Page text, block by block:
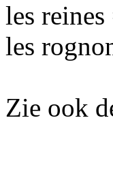
les
les
Zie ook